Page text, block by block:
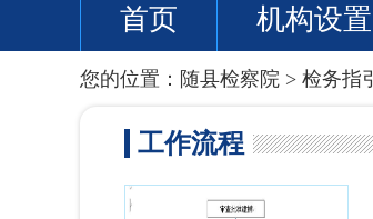
首页 机构设置
您的位置： 随县检察院 > 检务指引
工作流程